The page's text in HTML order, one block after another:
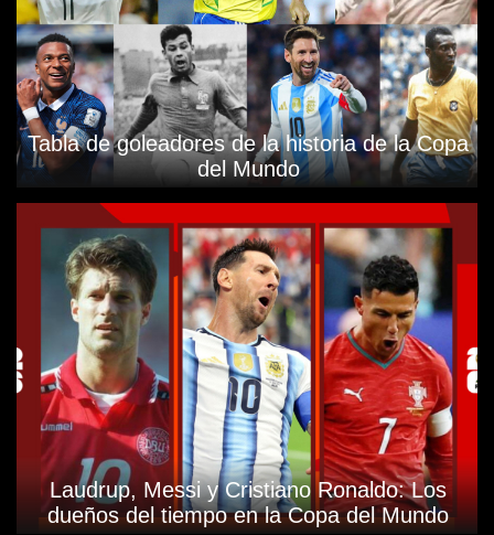
Tabla de goleadores de la historia de la Copa
del Mundo
Laudrup, Messi y Cristiano Ronaldo: Los
dueños del tiempo en la Copa del Mundo